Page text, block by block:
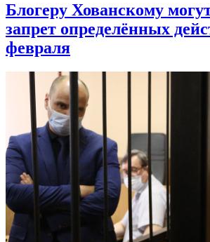
Блогеру Хованскому
запрет определённых
февраля